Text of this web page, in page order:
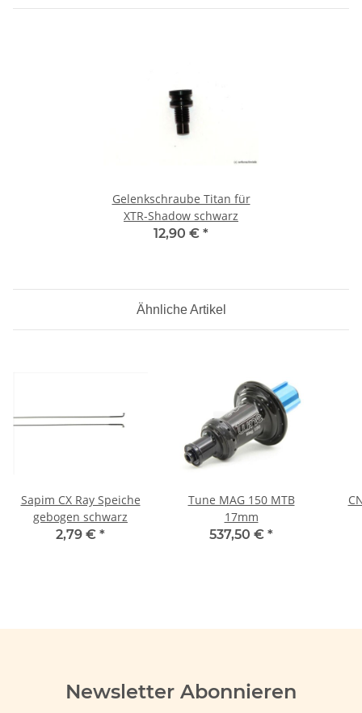
Gelenkschraube Titan für
XTR-Shadow schwarz
12,90 € *
Ähnliche Artikel
Sapim CX Ray Speiche
gebogen schwarz
2,79 € *
Tune MAG 150 MTB
17mm
537,50 € *
Newsletter Abonnieren